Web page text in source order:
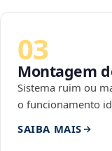
03
Montagem
Sistema ruim ou
o funcionamento
SAIBA MAIS